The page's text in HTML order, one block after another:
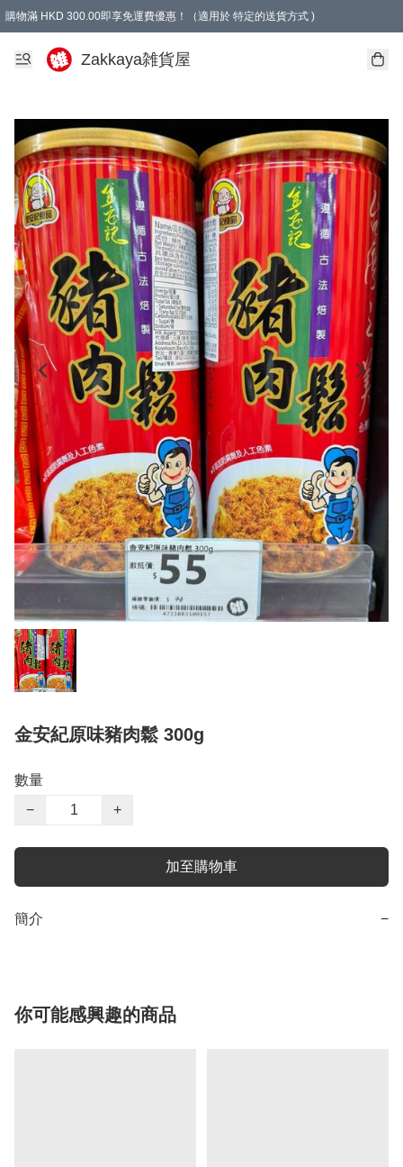
購物滿 HKD 300.00即享免運費優惠！（適用於 特定的送貨方式 )
Zakkaya雑貨屋
金安紀原味豬肉鬆 300g
數量
−
+
加至購物車
簡介 −
你可能感興趣的商品